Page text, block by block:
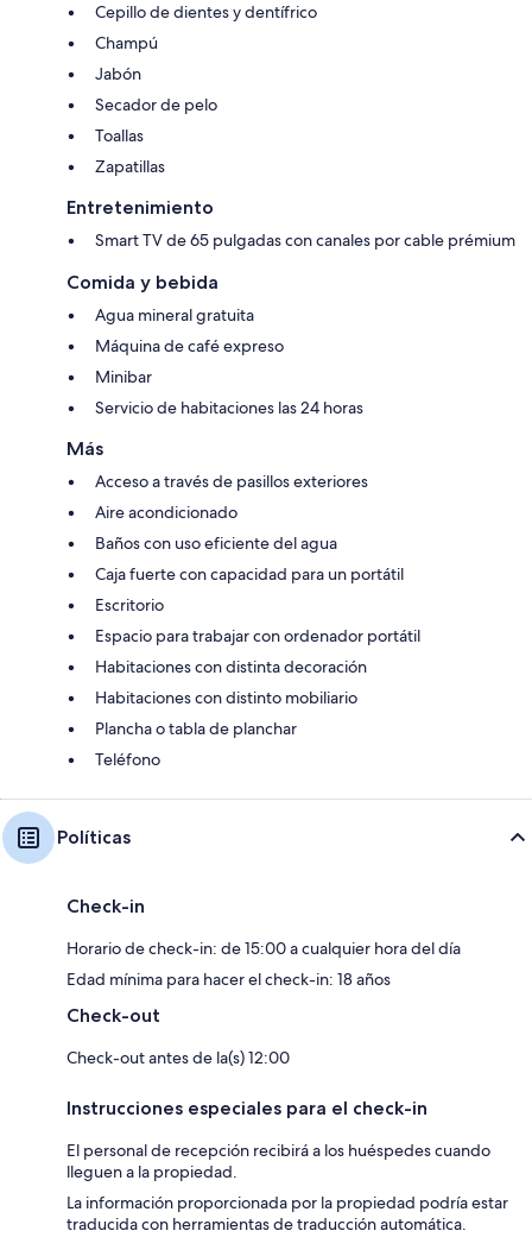
Cepillo de dientes y dentífrico
Champú
Jabón
Secador de pelo
Toallas
Zapatillas
Entretenimiento
Smart TV de 65 pulgadas con canales por cable prémium
Comida y bebida
Agua mineral gratuita
Máquina de café expreso
Minibar
Servicio de habitaciones las 24 horas
Más
Acceso a través de pasillos exteriores
Aire acondicionado
Baños con uso eficiente del agua
Caja fuerte con capacidad para un portátil
Escritorio
Espacio para trabajar con ordenador portátil
Habitaciones con distinta decoración
Habitaciones con distinto mobiliario
Plancha o tabla de planchar
Teléfono
Políticas
Check-in
Horario de check-in: de 15:00 a cualquier hora del día
Edad mínima para hacer el check-in: 18 años
Check-out
Check-out antes de la(s) 12:00
Instrucciones especiales para el check-in
El personal de recepción recibirá a los huéspedes cuando
lleguen a la propiedad.
La información proporcionada por la propiedad podría estar
traducida con herramientas de traducción automática.